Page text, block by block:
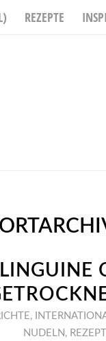
REZEPTE
,
NUDELN , REZEPT